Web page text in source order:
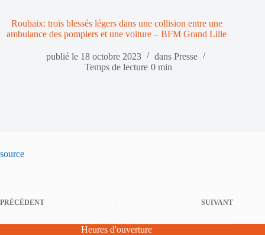
Roubaix: trois blessés légers dans une collision entre une
ambulance des pompiers et une voiture – BFM Grand Lille
publié le 18 octobre 2023 dans Presse
Temps de lecture 0 min
source
PRÉCÉDENT SUIVANT
Heures d'ouverture